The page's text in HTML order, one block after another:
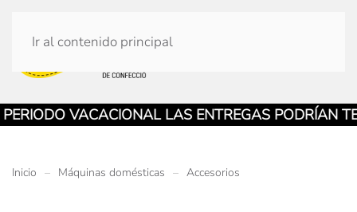
Ir al contenido principal
VACACIONAL LAS ENTREGAS PODRÍAN
Inicio Máquinas domésticas Accesorios